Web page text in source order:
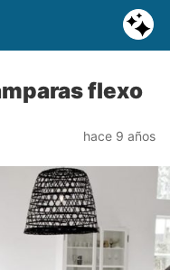
flexo
hace 9 años